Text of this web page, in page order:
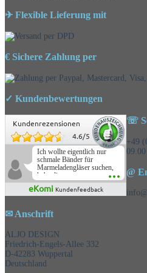
✈ Flexible Lieferung mit
€ Sichere Zahlung per
✓ Kundenbewertungen
Kundenrezensionen
4.6/5
Ich wollte eigentlich nur
schmale Bänder für
Marmeladengläser suchen,
habe die
Überraschungsbänder
mitbestellt und war positiv
eKomi Kundenfeedback
☏
+49
@
✉ Anschrift
ALJO DESIGN
Friedrich-Engels-Allee 332
D-42283 Wuppertal
Deutschland